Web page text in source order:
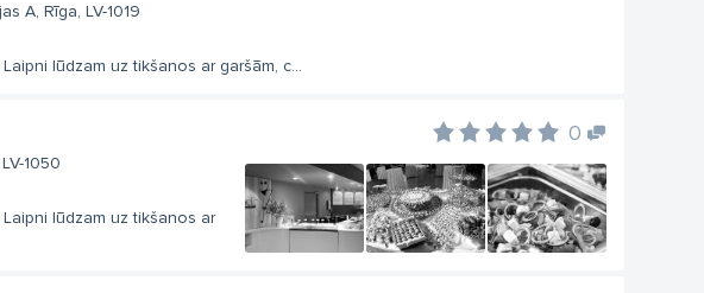
A, Rīga, LV-1019
lūdzam uz tikšanos ar garšām, c...
0
1050
lūdzam uz tikšanos ar